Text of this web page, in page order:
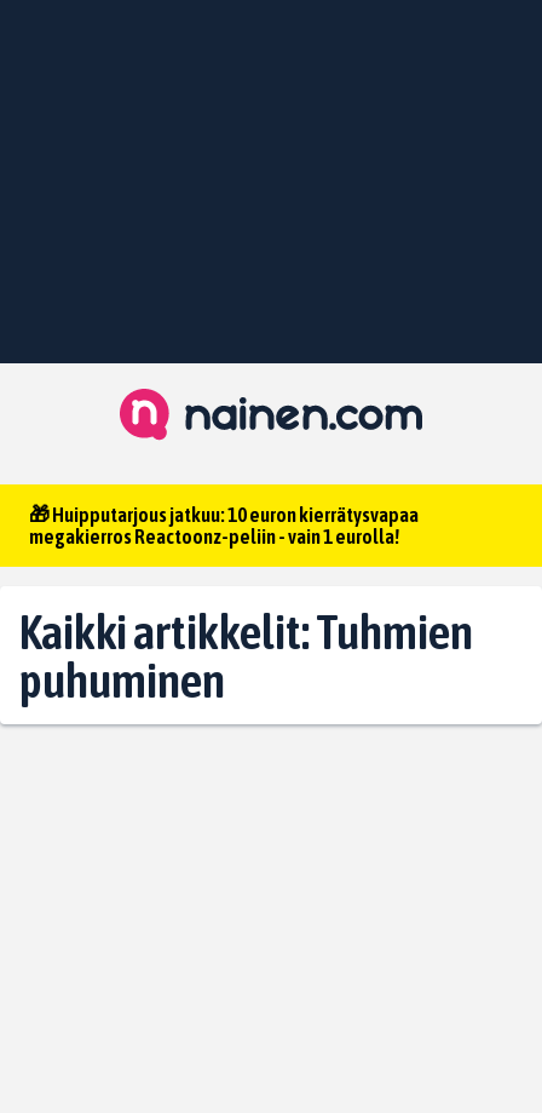
🎁 Huipputarjous jatkuu: 10 euron kierrätysvapaa
megakierros Reactoonz-peliin - vain 1 eurolla!
Kaikki artikkelit: Tuhmien
puhuminen